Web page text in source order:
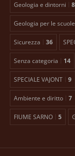
Geologia e dintorni
Geologia per le scuole
Sicurezza 36
Senza categoria 14
SPECIALE VAJONT 9
Ambiente e diritto 7
FIUME SARNO 5